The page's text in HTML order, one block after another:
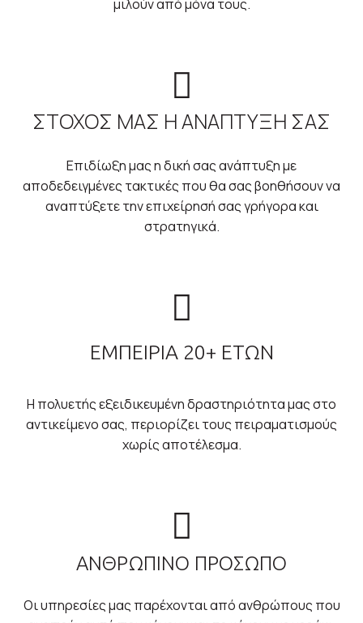
μιλούν από μόνα τους.
ΣΤΟΧΟΣ ΜΑΣ Η ΑΝΑΠΤΥΞΗ ΣΑΣ
Επιδίωξη μας η δική σας ανάπτυξη με
αποδεδειγμένες τακτικές που θα σας βοηθήσουν να
αναπτύξετε την επιχείρησή σας γρήγορα και
στρατηγικά.
ΕΜΠΕΙΡΙΑ 20+ ΕΤΩΝ
Η πολυετής εξειδικευμένη δραστηριότητα μας στο
αντικείμενο σας, περιορίζει τους πειραματισμούς
χωρίς αποτέλεσμα.
ΑΝΘΡΩΠΙΝΟ ΠΡΟΣΩΠΟ
Οι υπηρεσίες μας παρέχονται από ανθρώπους που